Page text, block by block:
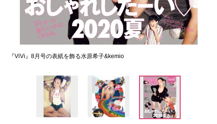
『ViVi』8月号の表紙を飾る水原希子&kemio